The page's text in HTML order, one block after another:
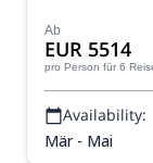
Ab
EUR 5514
pro Person für 6
Availability:
Mär - Mai